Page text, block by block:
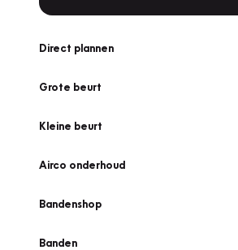
Direct plannen
Grote beurt
Kleine beurt
Airco onderhoud
Bandenshop
Banden